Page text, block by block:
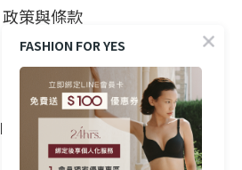
政策與條款
隱私權政策
FOLLOW US
FASHION FOR YES